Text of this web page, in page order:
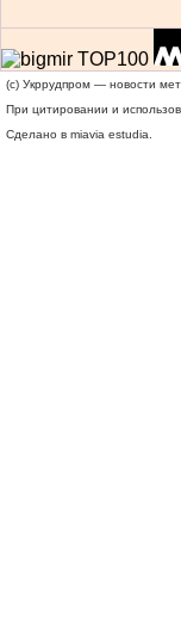
(c) Укррудпром — новости
При цитировании и
Сделано в miavia estudia.